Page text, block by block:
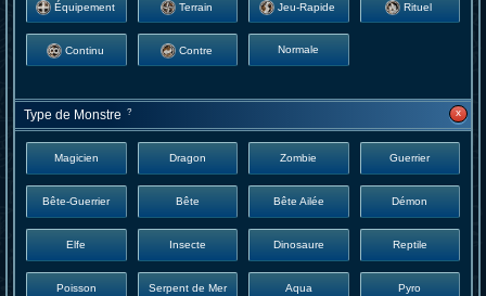
Équipement Terrain Jeu-Rapide Rituel
Continu Contre Normale
Type de Monstre ? x
Magicien Dragon Zombie Guerrier
Bête-Guerrier Bête Bête Ailée Démon
Elfe Insecte Dinosaure Reptile
Poisson Serpent de Mer Aqua Pyro